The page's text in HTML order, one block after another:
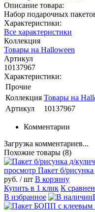
Описание товара:
Набор подарочных
Характеристики:
Все характеристики
Коллекция
Товары на Halloween
Артикул
10137967
Характеристики:
Прочие
Коллекция Товары на
Артикул
10137967
Комментарии
Загрузка комментариев...
Похожие товары (8)
просмотр Пакет б/
руб. / шт В корзину
Купить в 1 клик К
В избранное